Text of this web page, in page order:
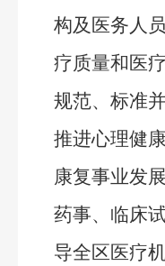
构及医务人
疗质量和医
规范、标准
推进心理健
康复事业发展
药事、临床
导全区医疗